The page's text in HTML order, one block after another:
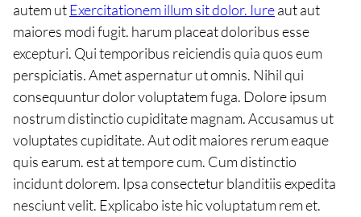
autem utExercitationem illum sit dolor. Iureaut aut
maiores modi fugit. harum placeat doloribus esse
excepturi. Qui temporibus reiciendis quia quos eum
perspiciatis. Amet aspernatur ut omnis. Nihil qui
consequuntur dolor voluptatem fuga. Dolore ipsum
nostrum distinctio cupiditate magnam. Accusamus ut
voluptates cupiditate. Aut odit maiores rerum eaque
quis earum. est at tempore cum. Cum distinctio
incidunt dolorem. Ipsa consectetur blanditiis expedita
nesciunt velit. Explicabo iste hic voluptatum rem et.